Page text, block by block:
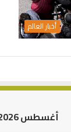
أخبار العالم
أغسطس 2026